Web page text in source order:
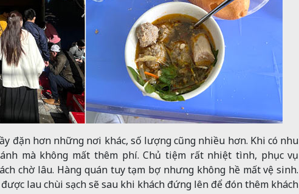
đặn hơn những nơi khác, số lượng cũng nhiều hơn. Khi có nhu
mà không mất thêm phí. Chủ tiệm rất nhiệt tình, phục vụ
chờ lâu. Hàng quán tuy tạm bợ nhưng không hề mất vệ sinh.
lau chùi sạch sẽ sau khi khách đứng lên để đón thêm khách